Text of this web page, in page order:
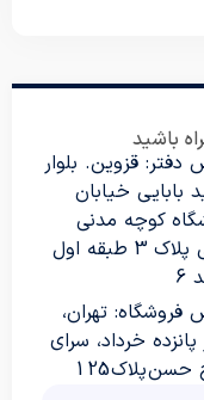
باشید
دفتر: قزوین. بلوار
بابایی خیابان
کوچه مدنی
غربی پلاک 3 طبقه اول
فروشگاه: تهران،
پانزده خرداد، سرای
پلاک 125